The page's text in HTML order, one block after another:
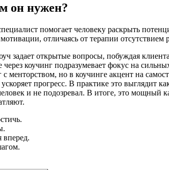
он нужен?
помогает человеку раскрыть
отличаясь от терапии
задает открытые вопросы, побуждая
коучинг подразумевает фокус на
но в коучинге акцент на
прогресс. В практике это
и не подозревал. В итоге, это мощный
вперед.